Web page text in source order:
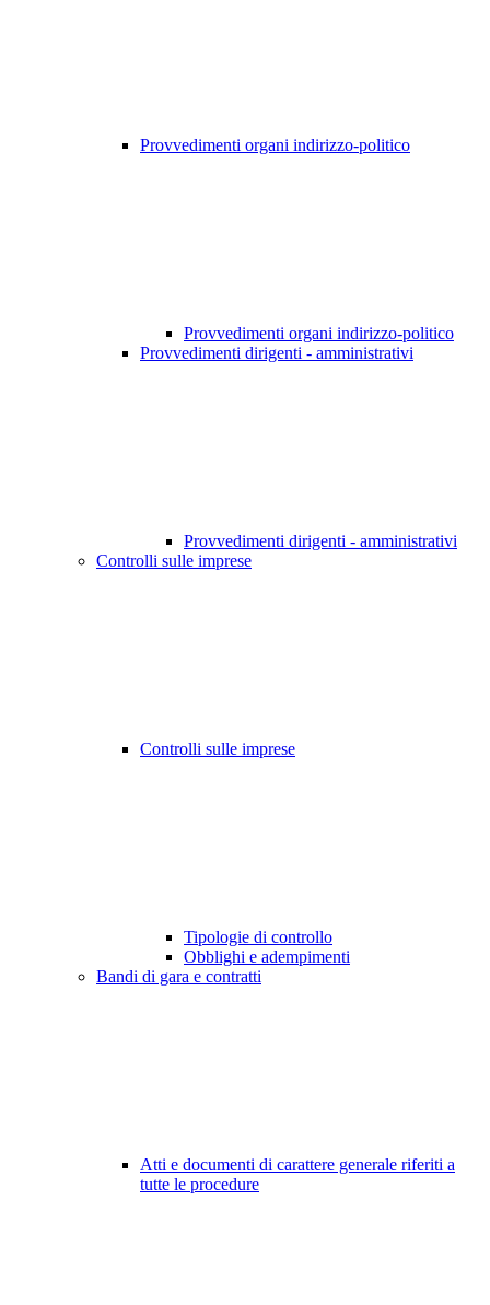
Provvedimenti organi indirizzo-politico
Provvedimenti organi indirizzo-politico
Provvedimenti dirigenti - amministrativi
Provvedimenti dirigenti - amministrativi
Controlli sulle imprese
Controlli sulle imprese
Tipologie di controllo
Obblighi e adempimenti
Bandi di gara e contratti
Atti e documenti di carattere generale riferiti a
tutte le procedure